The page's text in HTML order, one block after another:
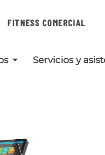
FITNESS COMERCIAL
Servicios y